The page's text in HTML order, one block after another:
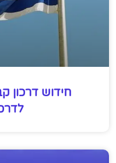
חידוש דרכון